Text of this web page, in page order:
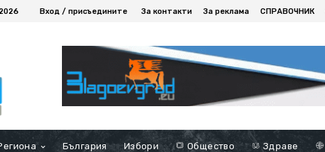
Вход / присъедините За контакти За реклама СПРАВОЧНИК
България Избори Общество Здраве